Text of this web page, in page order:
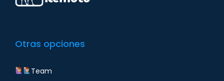
Otras opciones
Team